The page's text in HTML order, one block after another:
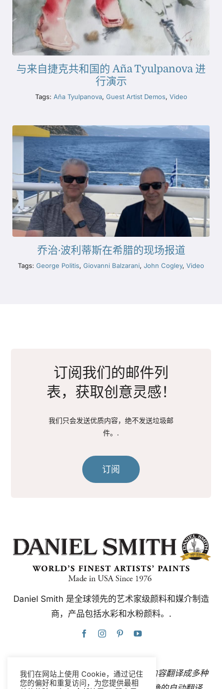
与来自捷克共和国的 Aña Tyulpanova 进
行演示
Tags: Aña Tyulpanova, Guest Artist Demos, Video
乔治·波利蒂斯在希腊的现场报道
Tags: George Politis, Giovanni Balzarani, John Cogley, Video
订阅我们的邮件列
表，获取创意灵感！
我们只会发送优质内容，绝不发送垃圾邮
件。.
订阅
Daniel Smith 是全球领先的艺术家级颜料和媒介制造
商，产品包括水彩和水粉颜料。.
本网站使用谷歌翻译，可即时自动将内容翻译成多种
我们在网站上使用 Cookie，通过记住
您的偏好和重复访问，为您提供最相